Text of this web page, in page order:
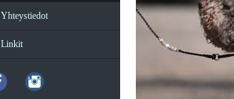
Yhteystiedot
Linkit